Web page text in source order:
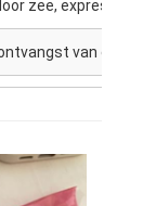
zee, express
van de